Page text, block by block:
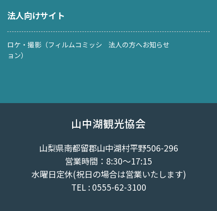
法人向けサイト
ロケ・撮影（フィルムコミッシ
ョン）
法人の方へお知らせ
山中湖観光協会
山梨県南都留郡山中湖村平野506-296
営業時間：8:30～17:15
水曜日定休(祝日の場合は営業いたします)
TEL : 0555-62-3100